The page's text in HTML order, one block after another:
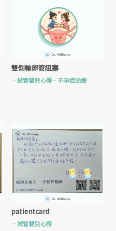
雙側輸卵管阻塞
． 試管嬰兒心得 ．不孕症治療
patientcard
． 試管嬰兒心得